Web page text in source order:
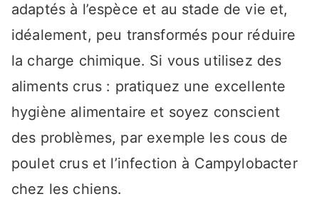
adaptés à l’espèce et au stade de vie et,
idéalement, peu transformés pour réduire
la charge chimique. Si vous utilisez des
aliments crus : pratiquez une excellente
hygiène alimentaire et soyez conscient
des problèmes, par exemple les cous de
poulet crus et l’infection à Campylobacter
chez les chiens.